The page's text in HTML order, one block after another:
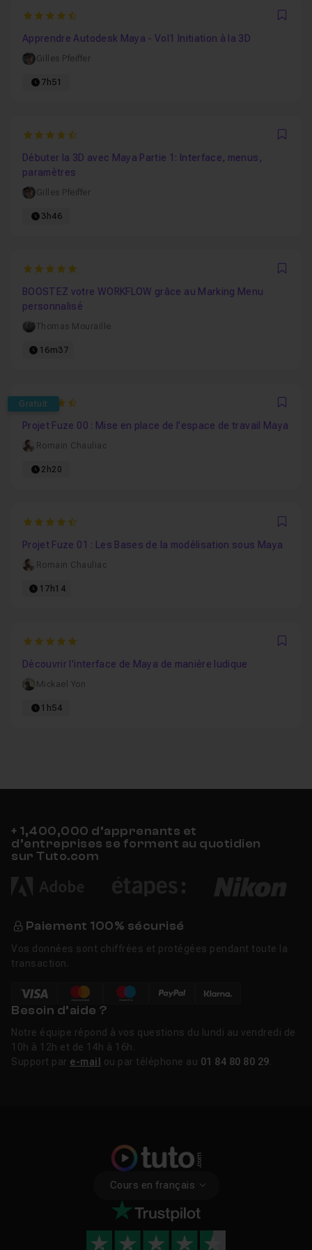
4.9411764705882
Apprendre Autodesk Maya - Vol1 Initiation à la 3D
Gilles Pfeiffer
7h51
4.9545454545455
Débuter la 3D avec Maya Partie 1: Interface, menus,
paramètres
Gilles Pfeiffer
3h46
5
BOOSTEZ votre WORKFLOW grâce au Marking Menu
personnalisé
Thomas Mouraille
16m37
Gratuit
4.8405797101449
Projet Fuze 00 : Mise en place de l'espace de travail Maya
Romain Chauliac
2h20
4.8679245283019
Projet Fuze 01 : Les Bases de la modélisation sous Maya
Romain Chauliac
17h14
5
Découvrir l'interface de Maya de manière ludique
Mickael Yon
1h54
+ 1,400,000 d’apprenants et
d’entreprises se forment au quotidien
sur Tuto.com
Paiement 100% sécurisé
Vos données sont chiffrées et protégées pendant toute la
transaction.
Besoin d’aide ?
Notre équipe répond à vos questions du lundi au vendredi de
10h à 12h et de 14h à 16h.
Support par e-mail ou par téléphone au 01 84 80 80 29
Cours en français